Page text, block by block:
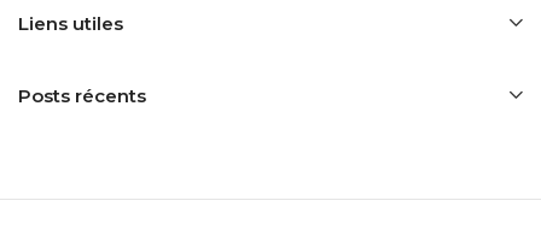
Liens utiles
Posts récents